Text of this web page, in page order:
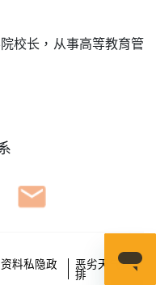
校长，从事高等教育管
料私隐政 恶劣天气安
排